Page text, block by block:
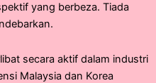
yang berbeza. Tiada
secara aktif dalam industri
Malaysia dan Korea